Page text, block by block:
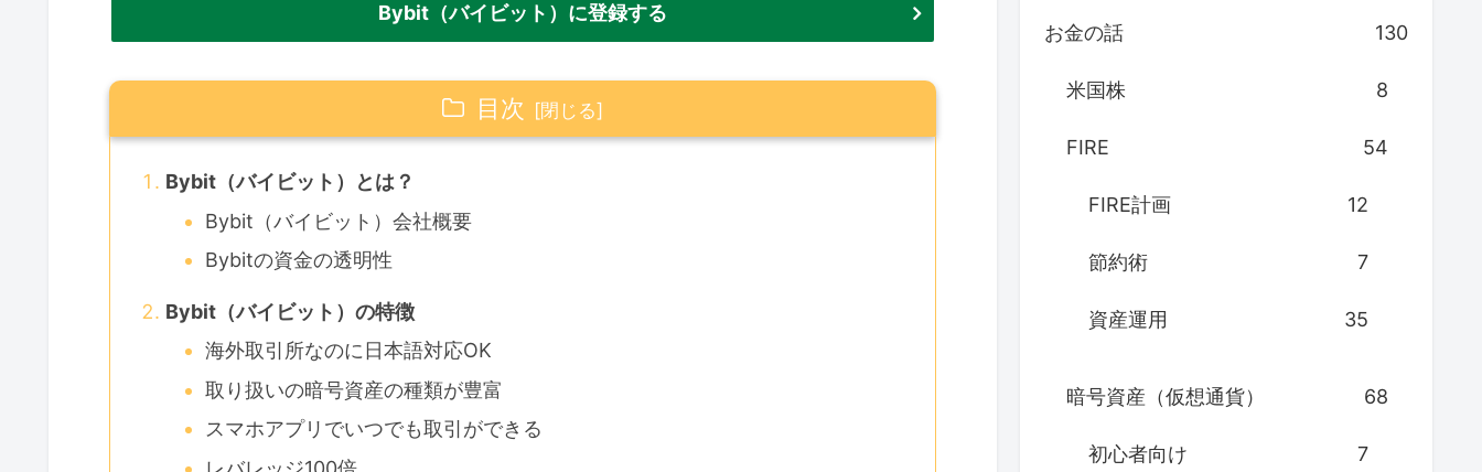
Bybit（バイビット）に登録する
目次
Bybit（バイビット）とは？
Bybit（バイビット）会社概要
Bybitの資金の透明性
Bybit（バイビット）の特徴
海外取引所なのに日本語対応OK
取り扱いの暗号資産の種類が豊富
スマホアプリでいつでも取引ができる
お金の話 130
米国株 8
FIRE 54
FIRE計画 12
節約術 7
資産運用 35
暗号資産（仮想通貨） 68
初心者向け 7